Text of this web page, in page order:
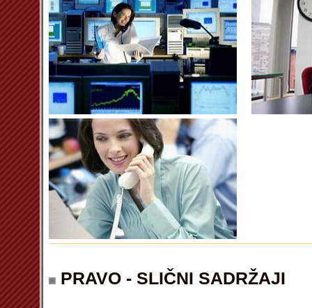
PRAVO - SLIČNI SADRŽAJI